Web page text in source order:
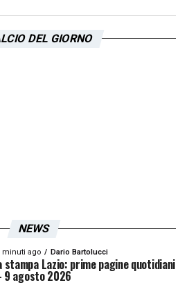
DEL GIORNO
NEWS
minuti ago Dario Bartolucci
stampa Lazio: prime pagine quotidiani
9 agosto 2026